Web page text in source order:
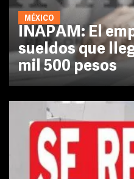
MÉXICO
INAPAM: El
sueldos que
mil 500 pesos